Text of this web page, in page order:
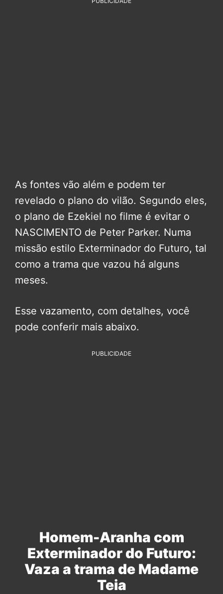
As fontes vão além e podem ter
revelado o plano do vilão. Segundo eles,
o plano de Ezekiel no filme é evitar o
NASCIMENTO de Peter Parker. Numa
missão estilo Exterminador do Futuro, tal
como a trama que vazou há alguns
meses.
Esse vazamento, com detalhes, você
pode conferir mais abaixo.
PUBLICIDADE
Homem-Aranha com
Exterminador do Futuro:
Vaza a trama de Madame
Teia